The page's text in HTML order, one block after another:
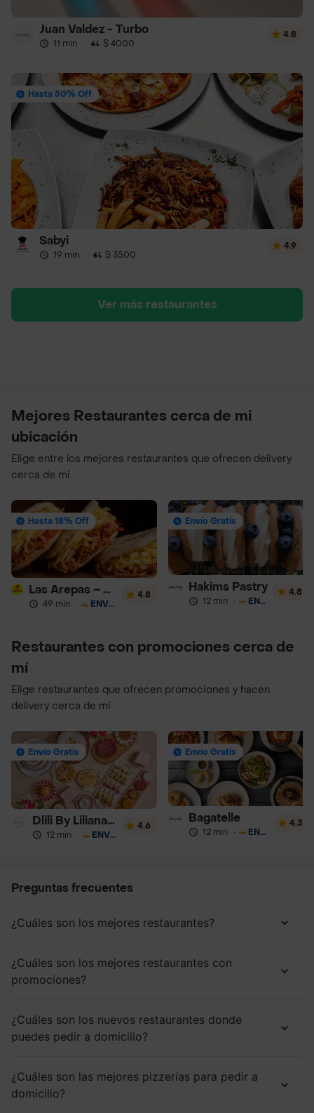
Juan Valdez - Turbo
11 min · $ 4000
4.8
Hasta 50% Off
Sabyi
19 min · $ 3500
4.9
Ver más restaurantes
Mejores Restaurantes cerca de mi
ubicación
Elige entre los mejores restaurantes que ofrecen delivery
cerca de mí
Hasta 18% Off
Las Arepas – Arepas Rellenas
49 min · ENVÍO GRATIS
4.8
Envío Gratis
Hakims Pastry
12 min · ENVÍO GRATIS
4.8
Restaurantes con promociones cerca de
mí
Elige restaurantes que ofrecen promociones y hacen
delivery cerca de mí
Envío Gratis
Dlili By Liliana Arango
12 min · ENVÍO GRATIS
4.6
Envío Gratis
Bagatelle
12 min · ENVÍO GRATIS
4.3
Preguntas frecuentes
¿Cuáles son los mejores restaurantes?
¿Cuáles son los mejores restaurantes con
promociones?
¿Cuáles son los nuevos restaurantes donde
puedes pedir a domicilio?
¿Cuáles son las mejores pizzerías para pedir a
domicilio?